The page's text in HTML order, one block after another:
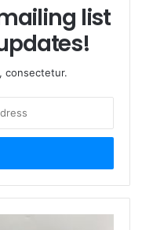
合レーザーは、安
、技術的なボトルネ
list
consectetur.